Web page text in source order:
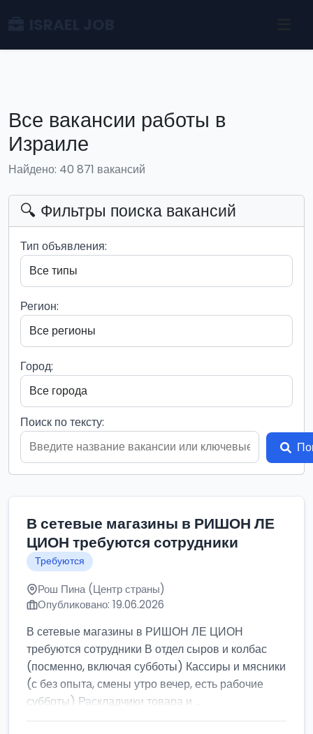
Все вакансии работы в
Израиле
Найдено: 40 871 вакансий
🔍 Фильтры поиска вакансий
Тип объявления:
Регион:
Город:
Поиск по тексту:
В сетевые магазины в РИШОН ЛЕ
ЦИОН требуются сотрудники
Требуются
Рош Пина (Центр страны)
Опубликовано: 19.06.2026
В сетевые магазины в РИШОН ЛЕ ЦИОН
требуются сотрудники В отдел сыров и колбас
(посменно, включая субботы) Кассиры и мясники
(с без опыта, смены утро вечер, есть рабочие
субботы) Раскладчики товара и ...